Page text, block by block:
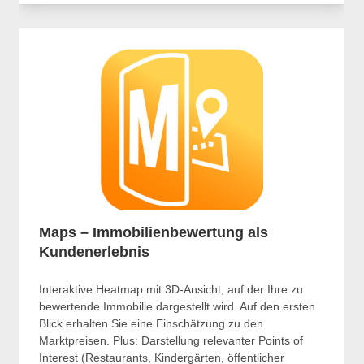
Maps – Immobilienbewertung als
Kundenerlebnis
Interaktive Heatmap mit 3D-Ansicht, auf der Ihre zu
bewertende Immobilie dargestellt wird. Auf den ersten
Blick erhalten Sie eine Einschätzung zu den
Marktpreisen. Plus: Darstellung relevanter Points of
Interest (Restaurants, Kindergärten, öffentlicher